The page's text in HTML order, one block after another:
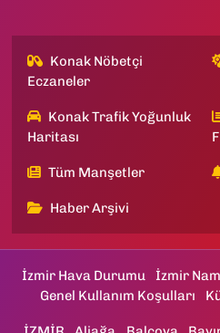
Konak Nöbetçi
Eczaneler
Konak Trafik Yoğunluk
Haritası
Tüm Manşetler
Haber Arşivi
İzmir Hava Durumu İzmir
Genel Kullanım Koşulları